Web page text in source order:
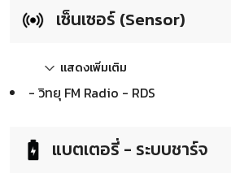
เซ็นเซอร์ (Sensor)
แสดงเพิ่มเติม
- วิทยุ FM Radio - RDS
แบตเตอรี่ - ระบบชาร์จ